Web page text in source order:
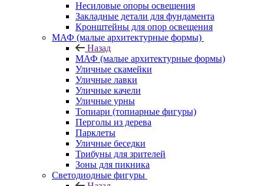
Несиловые опоры освещения
Закладные детали для фундамента
Кронштейны для опор освещения
МАФ (малые архитектурные формы)
Назад
МАФ (малые архитектурные формы)
Уличные скамейки
Уличные лавки
Уличные качели
Уличные урны
Топиари (топиарные фигуры)
Перголы из дерева
Парклеты
Уличные беседки
Трибуны для зрителей
Зоны для пикника
Светодиодные фигуры